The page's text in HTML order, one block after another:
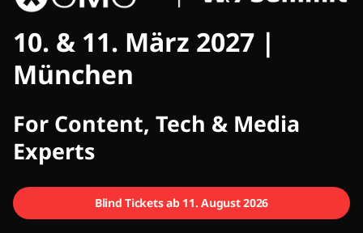
CMCX
10. & 11. März 2027 |
München
For Content, Tech & Media
Experts
Blind Tickets ab 11. August 2026